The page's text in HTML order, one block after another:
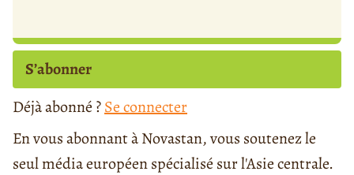
S’abonner
Déjà abonné ?Se connecter
En vous abonnant à Novastan, vous soutenez le
seul média européen spécialisé sur l'Asie centrale.